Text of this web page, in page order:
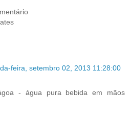
feira, setembro 02, 2013 11:28:00
- água pura bebida em mãos